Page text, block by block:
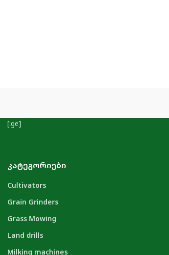
[:ge]
ᲙᲐᲢᲔᲒᲝᲠᲘᲔᲑᲘ
Cultivators
Grain Grinders
Grass Mowing
Land drills
Milking machines